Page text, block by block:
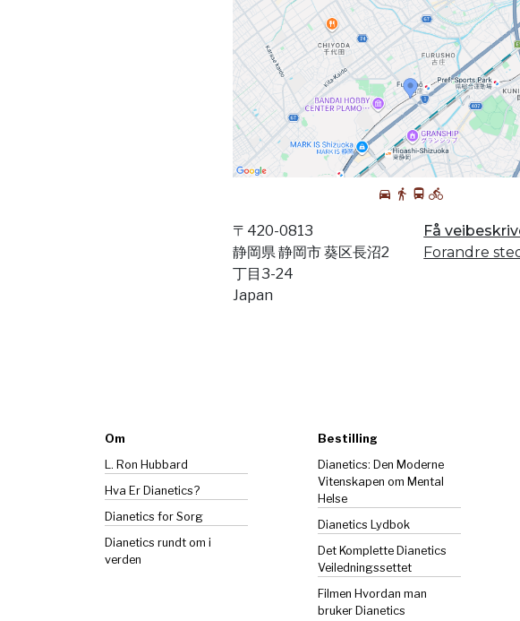
〒420-0813
静岡県 静岡市 葵区長沼2
丁目3-24
Japan
Få
Forandre
Om
L. Ron Hubbard
Hva Er Dianetics?
Dianetics for Sorg
Dianetics rundt om i
verden
Bestilling
Dianetics: Den Moderne
Vitenskapen om Mental
Helse
Dianetics Lydbok
Det Komplette Dianetics
Veiledningssettet
Filmen Hvordan man
bruker Dianetics